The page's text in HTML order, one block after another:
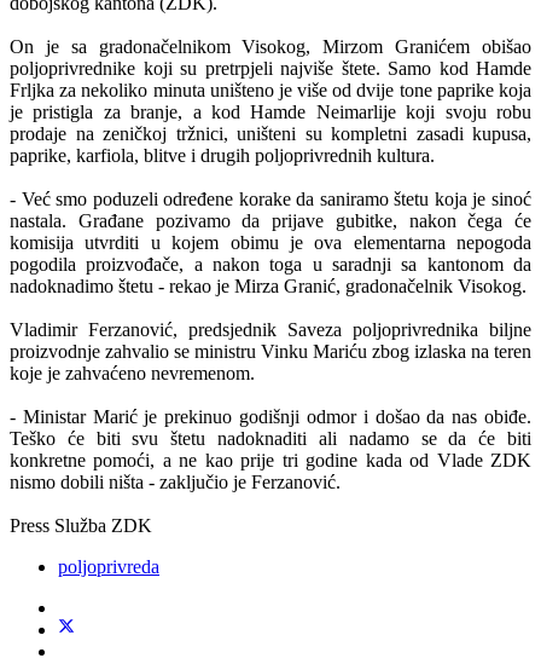
On je sa gradonačelnikom Visokog, Mirzom Granićem obišao
poljoprivrednike koji su pretrpjeli najviše štete. Samo kod Hamde
Frljka za nekoliko minuta uništeno je više od dvije tone paprike koja
je pristigla za branje, a kod Hamde Neimarlije koji svoju robu
prodaje na zeničkoj tržnici, uništeni su kompletni zasadi kupusa,
paprike, karfiola, blitve i drugih poljoprivrednih kultura.
- Već smo poduzeli određene korake da saniramo štetu koja je sinoć
nastala. Građane pozivamo da prijave gubitke, nakon čega će
komisija utvrditi u kojem obimu je ova elementarna nepogoda
pogodila proizvođače, a nakon toga u saradnji sa kantonom da
nadoknadimo štetu - rekao je Mirza Granić, gradonačelnik Visokog.
Vladimir Ferzanović, predsjednik Saveza poljoprivrednika biljne
proizvodnje zahvalio se ministru Vinku Mariću zbog izlaska na teren
koje je zahvaćeno nevremenom.
- Ministar Marić je prekinuo godišnji odmor i došao da nas obiđe.
Teško će biti svu štetu nadoknaditi ali nadamo se da će biti
konkretne pomoći, a ne kao prije tri godine kada od Vlade ZDK
nismo dobili ništa - zaključio je Ferzanović.
Press Služba ZDK
poljoprivreda